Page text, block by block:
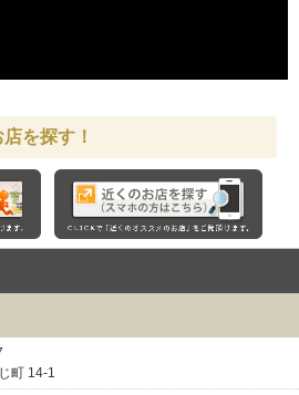
を探す！
町 14-1